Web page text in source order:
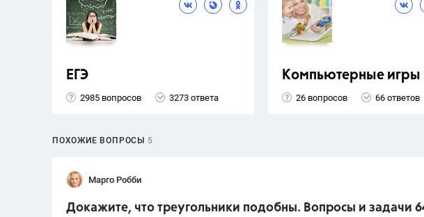
ЕГЭ
2985 вопросов 3273 ответа
Компьютерные игры
26 вопросов 66 ответов
ПОХОЖИЕ ВОПРОСЫ 5
Марго Робби
Докажите, что треугольники подобны. Вопросы и задачи